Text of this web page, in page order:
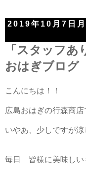
2019年10月7日月
「スタッフ
おはぎブログ
こんにちは！！
広島おはぎの行森商店
いやあ、少しですが
毎日 皆様に美味しい